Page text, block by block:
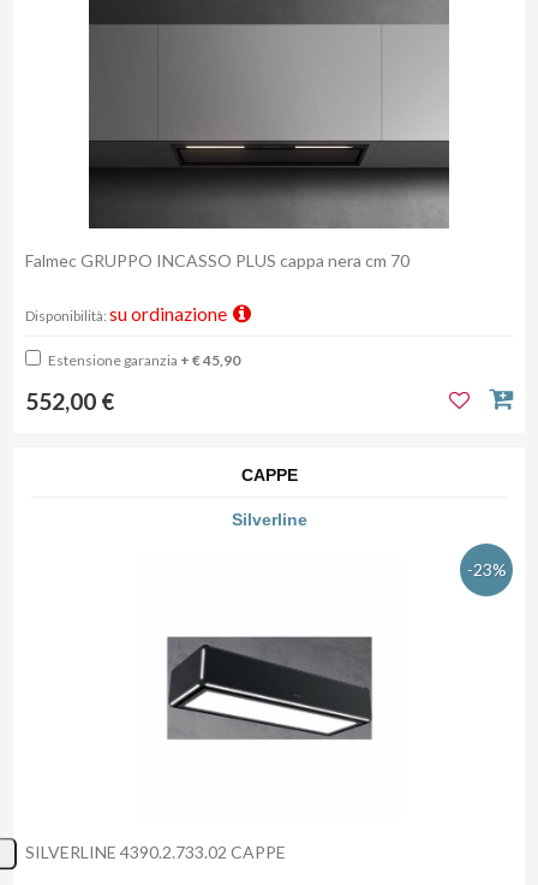
Falmec GRUPPO INCASSO PLUS cappa nera cm 70
Disponibilità: su ordinazione
Estensione garanzia + € 45,90
552,00 €
CAPPE
Silverline
-23%
SILVERLINE 4390.2.733.02 CAPPE